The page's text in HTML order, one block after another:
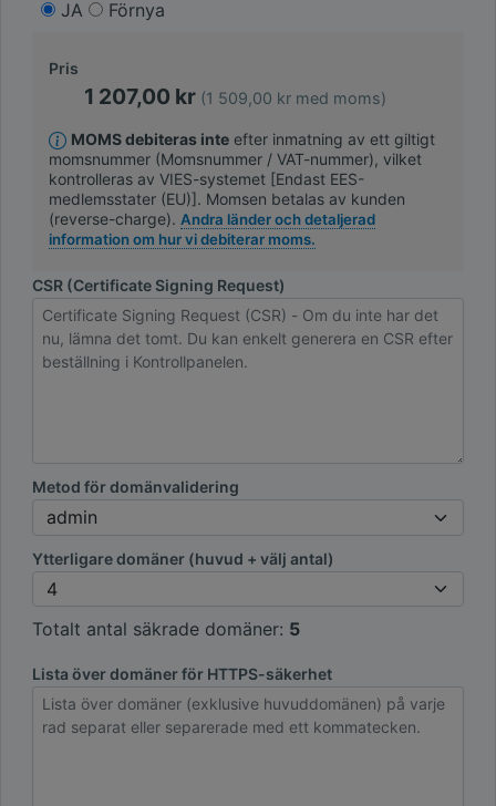
JA Förnya
Pris
1 207,00 kr (1 509,00 kr med moms)
MOMS debiteras inte efter inmatning av ett giltigt
momsnummer (Momsnummer / VAT-nummer), vilket
kontrolleras av VIES-systemet [Endast EES-
medlemsstater (EU)]. Momsen betalas av kunden
(reverse-charge). Andra länder och detaljerad
information om hur vi debiterar moms.
CSR (Certificate Signing Request)
Metod för domänvalidering
Ytterligare domäner (huvud + välj antal)
Totalt antal säkrade domäner: 5
Lista över domäner för HTTPS-säkerhet